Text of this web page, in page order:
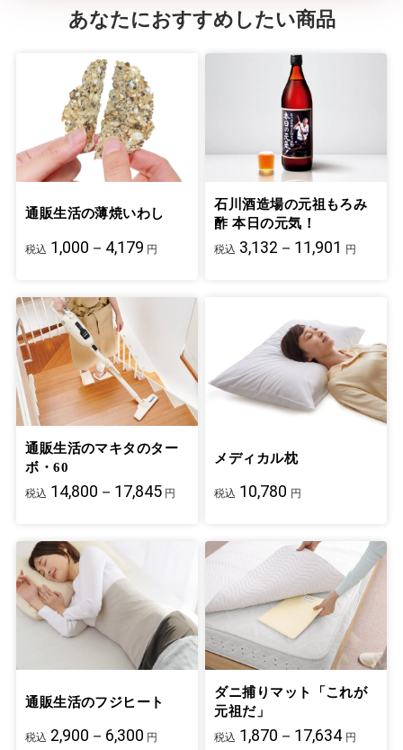
あなたにおすすめしたい商品
通販生活の薄焼いわし
税込 1,000－4,179 円
石川酒造場の元祖もろみ
酢 本日の元気！
税込 3,132－11,901 円
通販生活のマキタのター
ボ・60
税込 14,800－17,845 円
メディカル枕
税込 10,780 円
通販生活のフジヒート
税込 2,900－6,300 円
ダニ捕りマット「これが
元祖だ」
税込 1,870－17,634 円